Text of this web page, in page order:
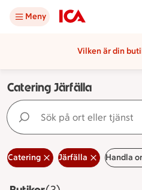
Meny
Vilken är din
Catering Järfälla
Sök på ort eller tjänst
Catering Järfälla Handla